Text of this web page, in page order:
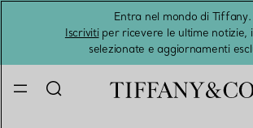
Entra nel mondo di Tiffany.
Iscrivitiper ricevere le ultime notizie,
selezionate e aggiornamenti